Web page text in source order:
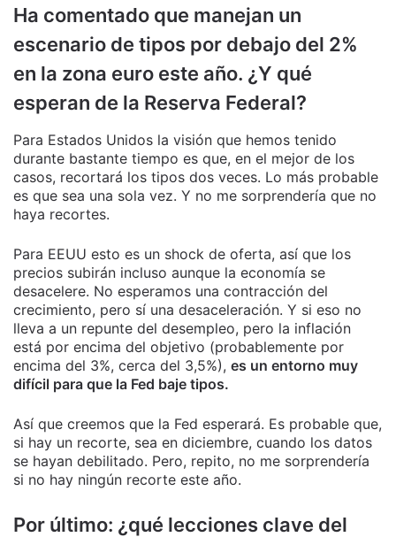
Ha comentado que manejan un
escenario de tipos por debajo del 2%
en la zona euro este año. ¿Y qué
esperan de la Reserva Federal?
Para Estados Unidos la visión que hemos tenido
durante bastante tiempo es que, en el mejor de los
casos, recortará los tipos dos veces. Lo más probable
es que sea una sola vez. Y no me sorprendería que no
haya recortes.
Para EEUU esto es un shock de oferta, así que los
precios subirán incluso aunque la economía se
desacelere. No esperamos una contracción del
crecimiento, pero sí una desaceleración. Y si eso no
lleva a un repunte del desempleo, pero la inflación
está por encima del objetivo (probablemente por
encima del 3%, cerca del 3,5%), es un entorno muy
difícil para que la Fed baje tipos.
Así que creemos que la Fed esperará. Es probable que,
si hay un recorte, sea en diciembre, cuando los datos
se hayan debilitado. Pero, repito, no me sorprendería
si no hay ningún recorte este año.
Por último: ¿qué lecciones clave del